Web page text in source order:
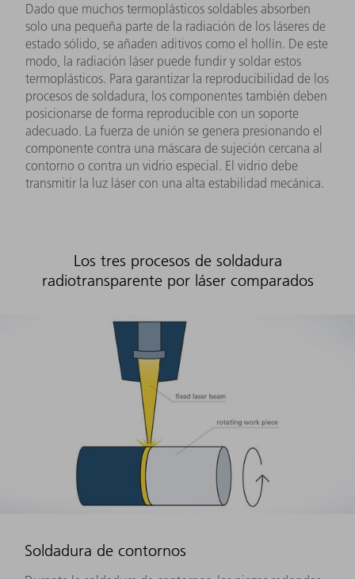
Dado que muchos termoplásticos soldables absorben
solo una pequeña parte de la radiación de los láseres de
estado sólido, se añaden aditivos como el hollín. De este
modo, la radiación láser puede fundir y soldar estos
termoplásticos. Para garantizar la reproducibilidad de los
procesos de soldadura, los componentes también deben
posicionarse de forma reproducible con un soporte
adecuado. La fuerza de unión se genera presionando el
componente contra una máscara de sujeción cercana al
contorno o contra un vidrio especial. El vidrio debe
transmitir la luz láser con una alta estabilidad mecánica.
Los tres procesos de soldadura
radiotransparente por láser comparados
Soldadura de contornos